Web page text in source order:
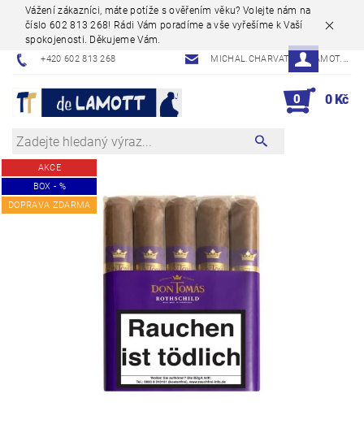
Vážení zákazníci, máte potíže s ověřením věku? Volejte nám na
číslo 602 813 268! Rádi Vám poradíme a vše vyřešíme k Vaší
spokojenosti. Děkujeme Vám.
+420 602 813 268 MICHAL.CHARVAT@DELAMOT.CZ
0 0 Kč
AKCE
BOX - %
DOPRAVA ZDARMA